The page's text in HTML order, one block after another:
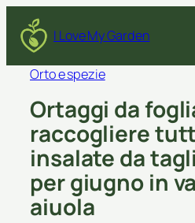
I Love My Garden
Orto e spezie
Ortaggi da
raccogliere
insalate da
per giugno in
aiuola